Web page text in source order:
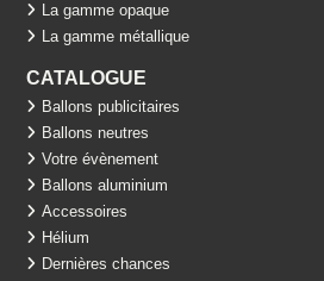
La gamme opaque
La gamme métallique
CATALOGUE
Ballons publicitaires
Ballons neutres
Votre évènement
Ballons aluminium
Accessoires
Hélium
Dernières chances